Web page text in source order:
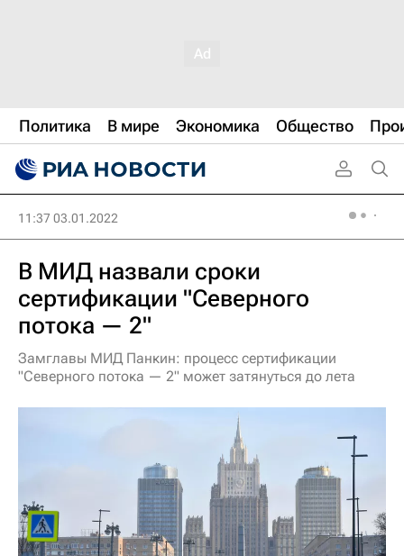
Политика В мире Экономика Общество
11:37 03.01.2022
В МИД назвали сроки
сертификации "Северного
потока — 2"
Замглавы МИД Панкин: процесс сертификации
"Северного потока — 2" может затянуться до лета